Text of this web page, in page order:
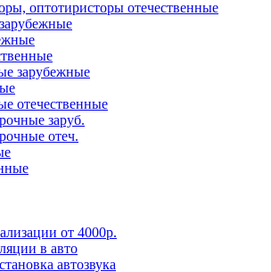
оптотиристоры отечественные
зарубежные
отечественные
заруб.
отеч.
от 4000р.
в авто
автозвука